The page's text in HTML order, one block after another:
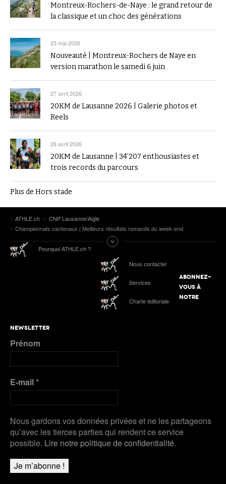
Montreux-Rochers-de-Naye : le grand retour de
la classique et un choc des générations
23 mai 2026
Nouveauté | Montreux-Rochers de Naye en
version marathon le samedi 6 juin
27 avril 2026
20KM de Lausanne 2026 | Galerie photos et
Reels
26 avril 2026
20KM de Lausanne | 34’207 enthousiastes et
trois records du parcours
Plus de Hors stade
ATHLE.ch
CNP Lausanne/Aigle
Championnats cantonaux | Meilleurs résultats romands du week-end
Pourquoi ATHLE.ch ?
Nous contacter
Services
Charte éditoriale
ABONNEZ-
VOUS À
NOTRE
NEWSLETTER
Prénom
E-mail*
Nous gardons vos données privées et ne les partageons
qu’avec les tierces parties qui rendent ce service
possible. Lire notre politique de confidentialité.